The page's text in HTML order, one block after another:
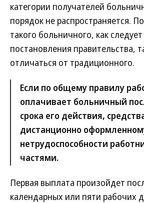
категории получателей
порядок не распространяется.
такого больничного, как
постановления правительства,
отличаться от традиционного.
Если по общему правилу
оплачивает больничный
срока его действия,
дистанционно
нетрудоспособности
частями.
Первая выплата произойдет
календарных или пяти рабочих